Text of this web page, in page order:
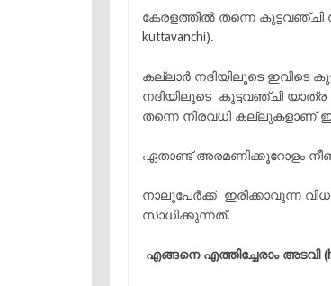
കേരളത്തിൽ തന്നെ
kuttavanchi).
കല്ലാർ നദിയിലൂടെ ഇവിടെ
നദിയിലൂടെ കുട്ടവഞ്ചി
തന്നെ നിരവധി കല്ലുകളാണ്
ഏതാണ്ട് അരമണിക്കൂറോളം
നാലുപേർക്ക് ഇരിക്കാവുന്ന
സാധിക്കുന്നത്.
എങ്ങനെ എത്തിച്ചേരാം അടവി